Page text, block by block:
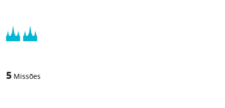
5 Missões